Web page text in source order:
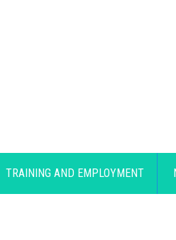
TRAINING AND EMPLOYMENT